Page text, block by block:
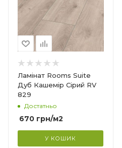
Ламінат Rooms Suite
Дуб Кашемір Сірий RV
829
Достатньо
670 грн/м2
У КОШИК
670.00